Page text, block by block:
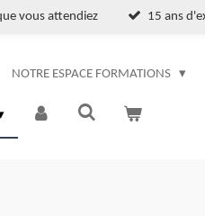
vous attendiez 15 ans
NOTRE ESPACE FORMATIONS